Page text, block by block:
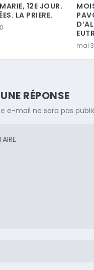
12E JOUR.
LA PRIERE.
mai
RÉPONSE
e-mail ne sera pas